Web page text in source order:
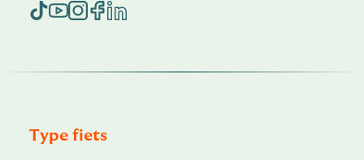
Type fiets